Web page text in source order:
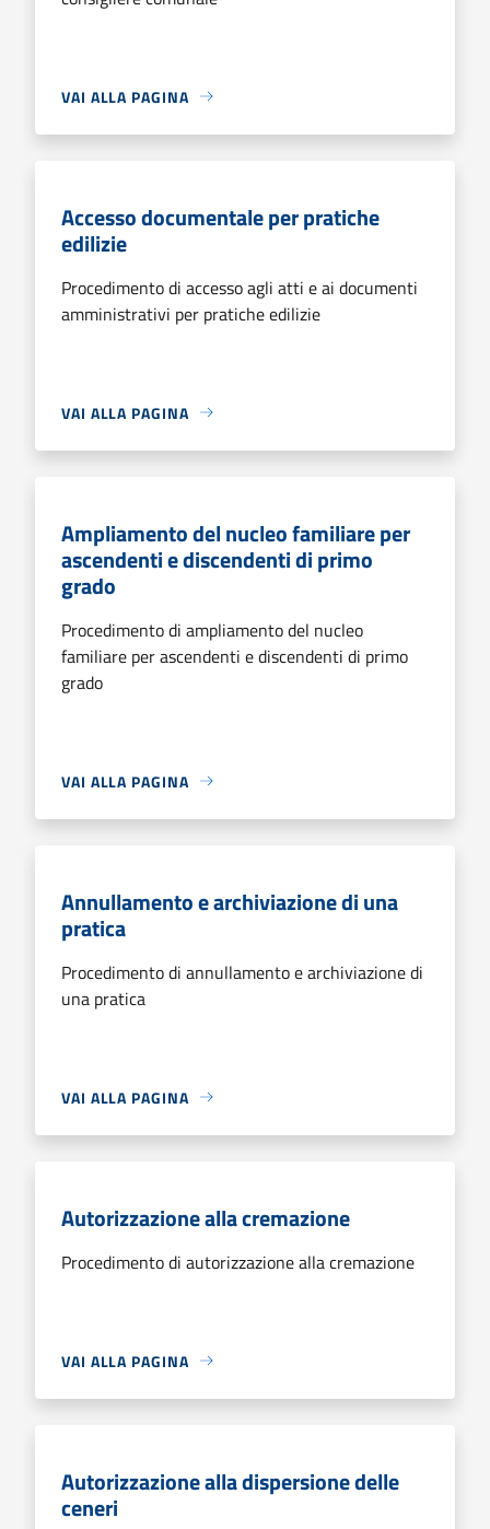
VAI ALLA PAGINA
Accesso documentale per pratiche
edilizie
Procedimento di accesso agli atti e ai documenti
amministrativi per pratiche edilizie
VAI ALLA PAGINA
Ampliamento del nucleo familiare per
ascendenti e discendenti di primo
grado
Procedimento di ampliamento del nucleo
familiare per ascendenti e discendenti di primo
grado
VAI ALLA PAGINA
Annullamento e archiviazione di una
pratica
Procedimento di annullamento e archiviazione di
una pratica
VAI ALLA PAGINA
Autorizzazione alla cremazione
Procedimento di autorizzazione alla cremazione
VAI ALLA PAGINA
Autorizzazione alla dispersione delle
ceneri